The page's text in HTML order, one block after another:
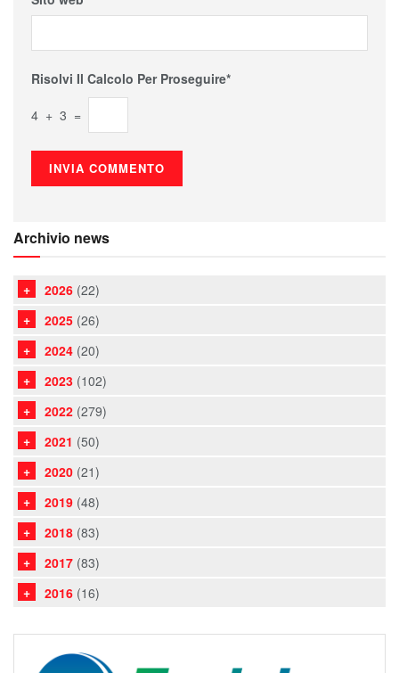
Risolvi Il Calcolo Per Proseguire*
4 + 3 =
Archivio news
2026 (22)
2025 (26)
2024 (20)
2023 (102)
2022 (279)
2021 (50)
2020 (21)
2019 (48)
2018 (83)
2017 (83)
2016 (16)